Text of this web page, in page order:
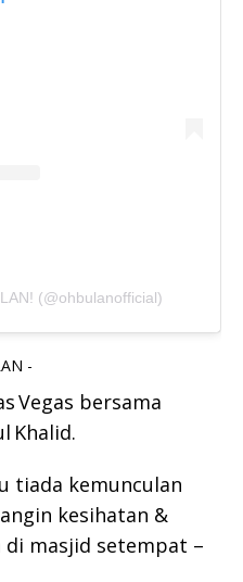
(@ohbulanofficial)
-
Vegas bersama
Khalid.
tiada kemunculan
kesihatan &
masjid setempat –